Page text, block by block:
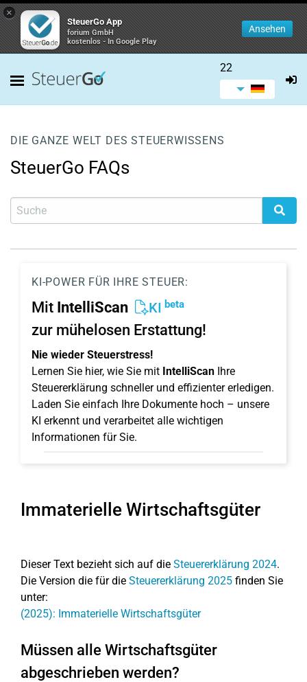
×
SteuerGo App
forium GmbH
kostenlos - In Google Play
Ansehen
22
DIE GANZE WELT DES STEUERWISSENS
SteuerGo FAQs
KI-POWER FÜR IHRE STEUER:
Mit IntelliScan KI beta
zur mühelosen Erstattung!
Nie wieder Steuerstress!
Lernen Sie hier, wie Sie mit IntelliScan Ihre
Steuererklärung schneller und effizienter erledigen.
Laden Sie einfach Ihre Dokumente hoch – unsere
KI erkennt und verarbeitet alle wichtigen
Informationen für Sie.
Immaterielle Wirtschaftsgüter
Dieser Text bezieht sich auf die Steuererklärung 2024.
Die Version die für die Steuererklärung 2025 finden Sie
unter:
(2025): Immaterielle Wirtschaftsgüter
Müssen alle Wirtschaftsgüter
abgeschrieben werden?